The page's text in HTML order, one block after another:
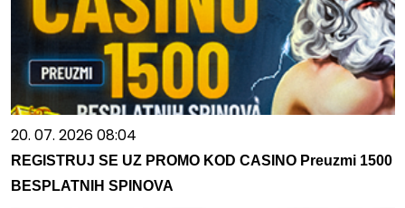
20. 07. 2026 08:04
REGISTRUJ SE UZ PROMO KOD CASINO Preuzmi 1500
BESPLATNIH SPINOVA